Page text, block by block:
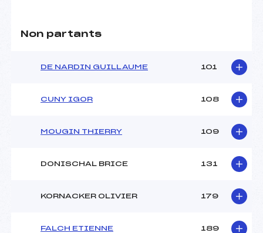
Non partants
DE NARDIN GUILLAUME 101
CUNY IGOR 108
MOUGIN THIERRY 109
DONISCHAL BRICE 131
KORNACKER OLIVIER 179
FALCH ETIENNE 189